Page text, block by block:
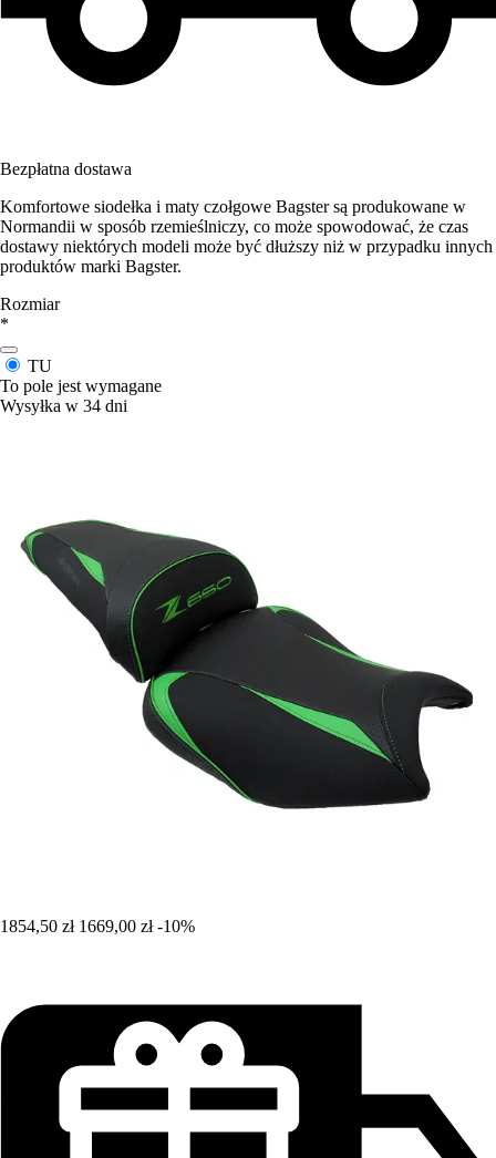
Bezpłatna dostawa
Komfortowe siodełka i maty czołgowe Bagster są produkowane w
Normandii w sposób rzemieślniczy, co może spowodować, że czas
dostawy niektórych modeli może być dłuższy niż w przypadku innych
produktów marki Bagster.
Rozmiar
*
TU
To pole jest wymagane
Wysyłka w 34 dni
1854,50 zł 1669,00 zł -10%